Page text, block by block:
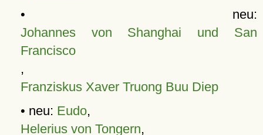
• neu:
Johannes von Shanghai und San
Francisco
,
Franziskus Xaver Truong Buu Diep
• neu: Eudo,
Helerius von Tongern,